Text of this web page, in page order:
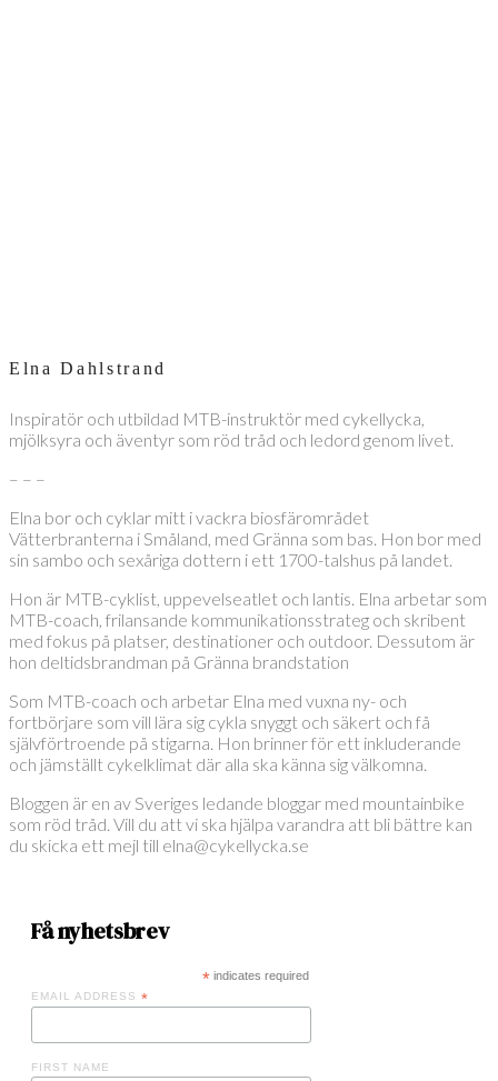
Elna Dahlstrand
Inspiratör och utbildad MTB-instruktör med cykellycka,
mjölksyra och äventyr som röd tråd och ledord genom livet.
– – –
Elna bor och cyklar mitt i vackra biosfärområdet
Vätterbranterna i Småland, med Gränna som bas. Hon bor med
sin sambo och sexåriga dottern i ett 1700-talshus på landet.
Hon är MTB-cyklist, uppevelseatlet och lantis. Elna arbetar som
MTB-coach, frilansande kommunikationsstrateg och skribent
med fokus på platser, destinationer och outdoor. Dessutom är
hon deltidsbrandman på Gränna brandstation
Som MTB-coach och arbetar Elna med vuxna ny- och
fortbörjare som vill lära sig cykla snyggt och säkert och få
självförtroende på stigarna. Hon brinner för ett inkluderande
och jämställt cykelklimat där alla ska känna sig välkomna.
Bloggen är en av Sveriges ledande bloggar med mountainbike
som röd tråd. Vill du att vi ska hjälpa varandra att bli bättre kan
du skicka ett mejl till elna@cykellycka.se
Få nyhetsbrev
*indicates required
EMAIL ADDRESS *
FIRST NAME